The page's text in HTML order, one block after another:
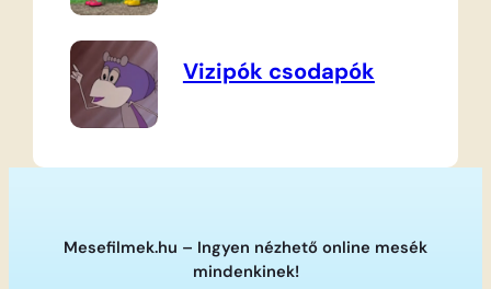
Vizipók csodapók
Mesefilmek.hu – Ingyen nézhető online mesék
mindenkinek!